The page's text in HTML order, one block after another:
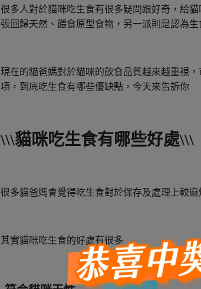
很多人對於貓咪吃生食有很多疑問跟好奇，給
張回歸天然、餵食原型食物，另一派則是認為
現在的貓爸媽對於貓咪的飲食品質越來越重視
項，到底吃生食有哪些優缺點，今天來告訴你
\\\貓咪吃生食有哪些好處\\\
很多貓爸媽會覺得吃生食對於保存及處理上較
其實貓咪吃生食的好處有很多